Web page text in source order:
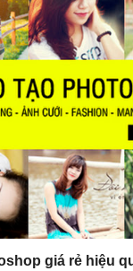
giá rẻ hiệu